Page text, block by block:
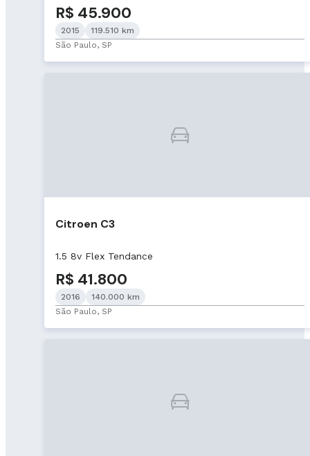
R$ 45.900
2015
119.510 km
São Paulo, SP
Citroen C3
1.5 8v Flex Tendance
R$ 41.800
2016
140.000 km
São Paulo, SP